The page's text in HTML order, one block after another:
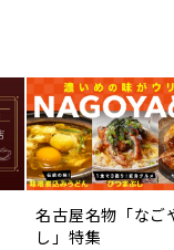
名古屋名物「なご
し」特集